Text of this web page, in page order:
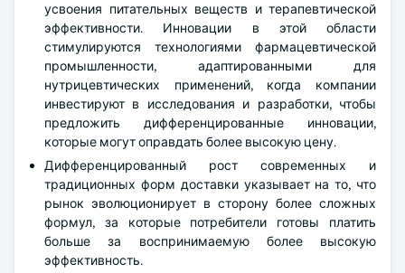
усвоения питательных веществ и терапевтической
эффективности. Инновации в этой области
стимулируются технологиями фармацевтической
промышленности, адаптированными для
нутрицевтических применений, когда компании
инвестируют в исследования и разработки, чтобы
предложить дифференцированные инновации,
которые могут оправдать более высокую цену.
Дифференцированный рост современных и
традиционных форм доставки указывает на то, что
рынок эволюционирует в сторону более сложных
формул, за которые потребители готовы платить
больше за воспринимаемую более высокую
эффективность.